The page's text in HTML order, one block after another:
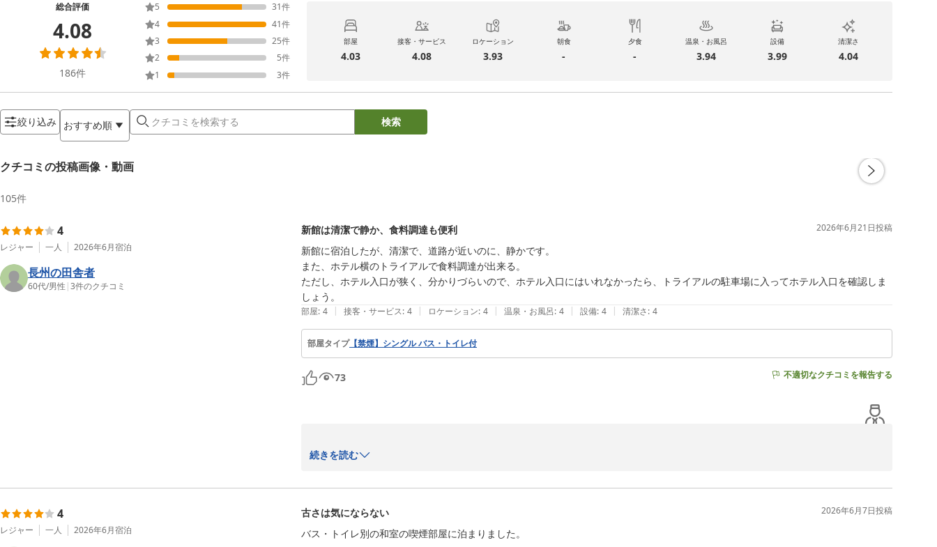
総合評価
4.08
186件
5 31件
4
41件
3
25件
2
5件
1
3件
部屋
4.03
接客・サービス
4.08
ロケーション
3.93
朝食
-
夕食
-
温泉・お風呂
3.94
設備
3.99
清潔さ
4.04
絞り込み おすすめ順 検索
クチコミの投稿画像・動画
105件
4
レジャー 一人 2026年6月宿泊
長州の田舎者
60代/男性 |3件のクチコミ
新館は清潔で静か、食料調達も便利 2026年6月21日投稿
新館に宿泊したが、清潔で、道路が近いのに、静かです。
また、ホテル横のトライアルで食料調達が出来る。
ただし、ホテル入口が狭く、分かりづらいので、ホテル入口にはいれなかったら、トライアルの駐車場に入ってホテル入口を確認しま
しょう。
部屋: 4 | 接客・サービス: 4 | ロケーション: 4 | 温泉・お風呂: 4 | 設備: 4 | 清潔さ: 4
部屋タイプ【禁煙】シングル バス・トイレ付
73 不適切なクチコミを報告する
当ホテルの御利用誠にありがとうございます。
お客様には当館にて静かでゆっくりとした時間を
また、トライアルで食料調達ができるということで、多くのお客様から大変喜ばれています。
続きを読む
4
レジャー 一人 2026年6月宿泊
古さは気にならない 2026年6月7日投稿
バス・トイレ別の和室の喫煙部屋に泊まりました。